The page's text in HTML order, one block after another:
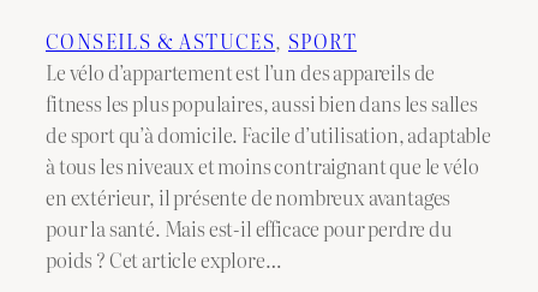
CONSEILS & ASTUCES, SPORT
Le vélo d’appartement est l’un des appareils de
fitness les plus populaires, aussi bien dans les salles
de sport qu’à domicile. Facile d’utilisation, adaptable
à tous les niveaux et moins contraignant que le vélo
en extérieur, il présente de nombreux avantages
pour la santé. Mais est-il efficace pour perdre du
poids ? Cet article explore…